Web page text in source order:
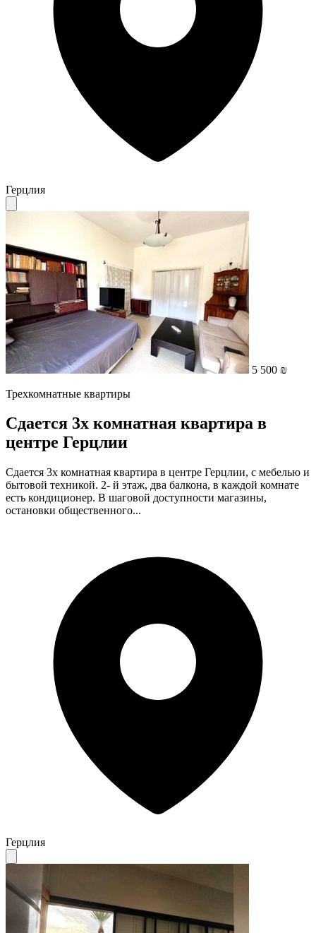
Герцлия
5 500 ₪
Трехкомнатные квартиры
Сдается 3х комнатная квартира в
центре Герцлии
Сдается 3х комнатная квартира в центре Герцлии, с мебелью и
бытовой техникой. 2- й этаж, два балкона, в каждой комнате
есть кондиционер. В шаговой доступности магазины,
остановки общественного...
Герцлия